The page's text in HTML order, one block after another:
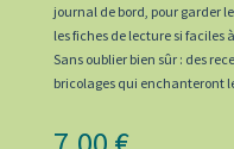
journal de bord, pour garder
les fiches de lecture si faciles
Sans oublier bien sûr : des
bricolages qui enchanteront